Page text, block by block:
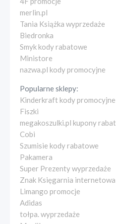
merlin.pl
Tania Książka wyprzedaże
Biedronka
Smyk kody rabatowe
Ministore
nazwa.pl kody promocyjne
Popularne sklepy:
Kinderkraft kody promocyjne
Fiszki
megakoszulki.pl kupony
Cobi
Szumisie kody rabatowe
Pakamera
Super Prezenty wyprzedaże
Znak Księgarnia internetowa
Limango promocje
Adidas
tołpa. wyprzedaże